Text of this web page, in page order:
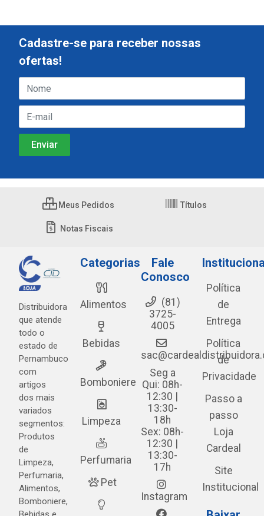
Cadastre-se para receber nossas
ofertas!
Meus Pedidos Títulos
Notas Fiscais
Distribuidora
que atende
todo o
estado de
Pernambuco
com
artigos
dos mais
variados
segmentos:
Produtos
de
Limpeza,
Perfumaria,
Alimentos,
Bomboniere,
Categorias
Alimentos
Bebidas
Bomboniere
Limpeza
Perfumaria
Pet
Fale
Conosco
(81)
3725-
4005
Seg a
Qui: 08h-
12:30 |
13:30-
18h
Sex: 08h-
12:30 |
13:30-
17h
Instagram
Política
de
Entrega
Política
de
Privacidade
Passo a
passo
Loja
Cardeal
Site
Institucional